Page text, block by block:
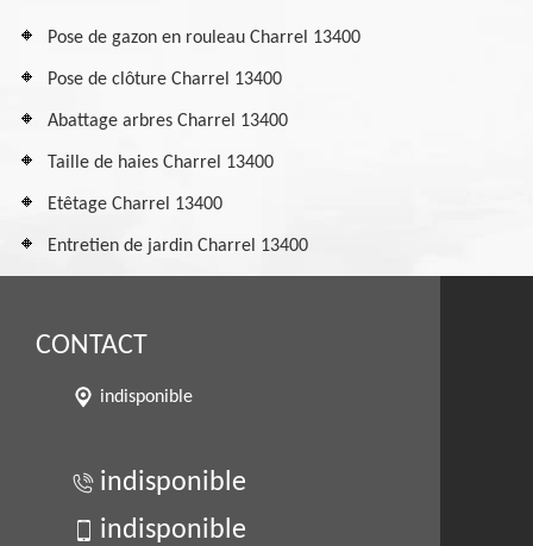
Pose de gazon en rouleau Charrel 13400
Pose de clôture Charrel 13400
Abattage arbres Charrel 13400
Taille de haies Charrel 13400
Etêtage Charrel 13400
Entretien de jardin Charrel 13400
CONTACT
indisponible
indisponible
indisponible